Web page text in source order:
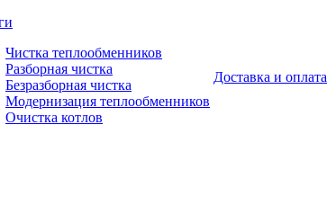
Чистка теплообменников
Разборная чистка
Безразборная чистка
Модернизация теплообменников
Очистка котлов
Доставка и оплата